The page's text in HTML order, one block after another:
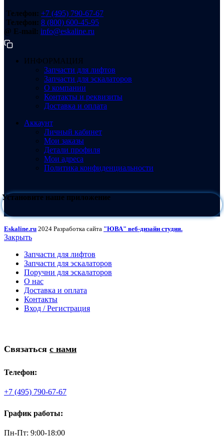
Телефон: +7 (495) 790-67-67
Телефон: 8 (800) 600-45-95
@ E-mail: info@eskaline.ru
ИНФОРМАЦИЯ
Запчасти для лифтов
Запчасти для эскалаторов
О компании
Контакты и реквизиты
Доставка и оплата
Аккаунт
Личный кабинет
Мои заказы
Детали профиля
Мои адреса
Политика конфиденциальности
Установите наше приложение
Eskaline.ru 2024 Разработка сайта "ЮВА" веб-дизайн студия.
Закрыть
Запчасти для лифтов
Запчасти для эскалаторов
Поручни для эскалаторов
О нас
Доставка и оплата
Контакты
Вход / Регистрация
Связаться с нами
Телефон:
+7 (495) 790-67-67
График работы:
Пн-Пт: 9:00-18:00